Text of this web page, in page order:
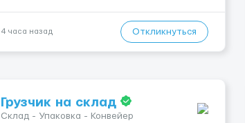
— Опытная команда с годами практики —
Стабильный поток клиентов (без ...
4 часа назад Откликнуться
Грузчик на склад
Склад - Упаковка - Конвейер